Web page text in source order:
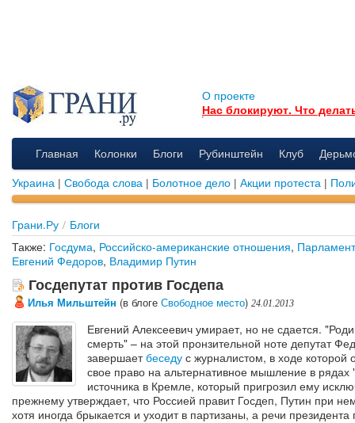
О проекте
Нас блокируют. Что
Главная Колонки Блоги Рубинштейн Клуб
Украина | Свобода слова | Болотное дело | Акции протеста |
Грани.Ру / Блоги
Также: Госдума, Российско-американские отношения, Парламент
Евгений Федоров, Владимир Путин
Госдепутат против Госдепа
Илья Мильштейн (в блоге Свободное место) 24.01.2013
Евгений Алексеевич умирает, но не сдается.
смерть" – на этой пронзительной ноте депутат
завершаетбеседус журналистом, в ходе которой
свое право на альтернативное мышление в
источника в Кремле, который пригрозил ему
прежнему утверждает, что Россией правит Госдеп, Путин при
хотя иногда брыкается и уходит в партизаны, а речи